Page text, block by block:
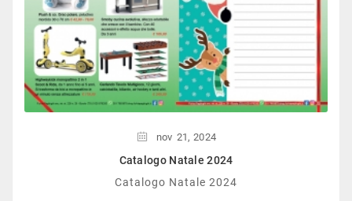
nov 21, 2024
Catalogo Natale 2024
Catalogo Natale 2024